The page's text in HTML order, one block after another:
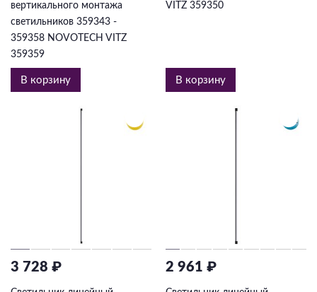
вертикального монтажа
светильников 359343 -
359358 NOVOTECH VITZ
359359
В корзину
VITZ 359350
В корзину
3 728 ₽ 2 961 ₽